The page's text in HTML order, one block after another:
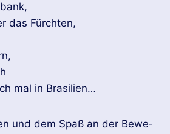
das Fürch­ten,
mal in Bra­si­li­en…
und dem Spaß an der Be­we­